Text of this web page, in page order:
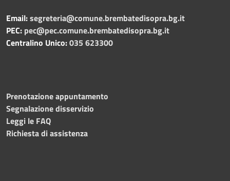
Email:segreteria@comune.brembatedisopra.bg.it
PEC: pec@pec.comune.brembatedisopra.bg.it
Centralino Unico:035 623300
Prenotazione appuntamento
Segnalazione disservizio
Leggi le FAQ
Richiesta di assistenza